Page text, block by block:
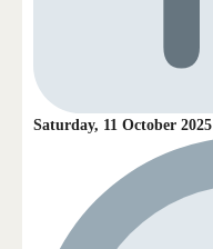
Saturday, 11 October 2025